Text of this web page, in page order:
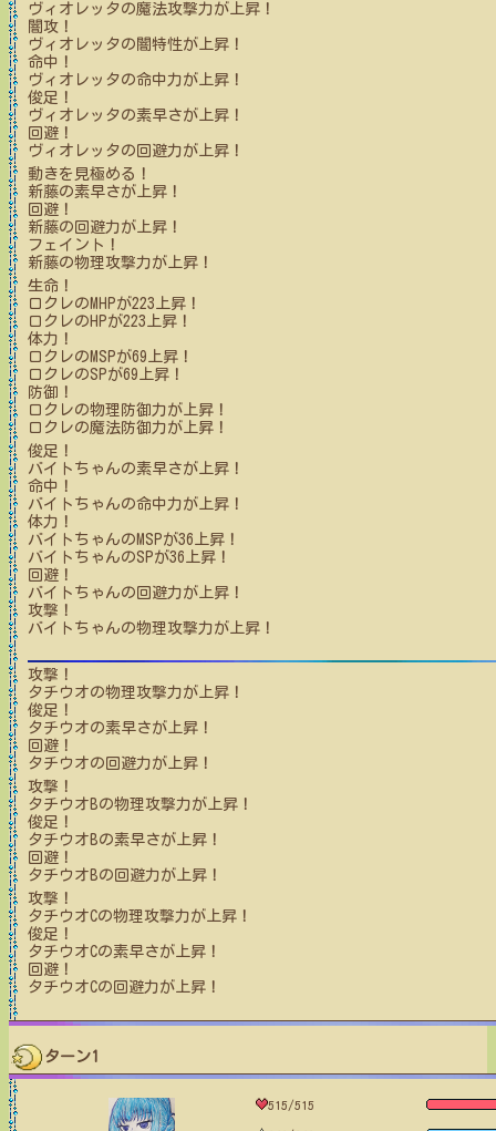
ヴィオレッタの魔法攻撃力が上昇！
闇攻！
ヴィオレッタの闇特性が上昇！
命中！
ヴィオレッタの命中力が上昇！
俊足！
ヴィオレッタの素早さが上昇！
回避！
ヴィオレッタの回避力が上昇！
動きを見極める！
新藤の素早さが上昇！
回避！
新藤の回避力が上昇！
フェイント！
新藤の物理攻撃力が上昇！
生命！
ロクレのMHPが223 上昇！
ロクレのHPが223 上昇！
体力！
ロクレのMSPが69 上昇！
ロクレのSPが69 上昇！
防御！
ロクレの物理防御力が上昇！
ロクレの魔法防御力が上昇！
俊足！
バイトちゃんの素早さが上昇！
命中！
バイトちゃんの命中力が上昇！
体力！
バイトちゃんのMSPが36 上昇！
バイトちゃんのSPが36 上昇！
回避！
バイトちゃんの回避力が上昇！
攻撃！
バイトちゃんの物理攻撃力が上昇！
攻撃！
タチウオの物理攻撃力が上昇！
俊足！
タチウオの素早さが上昇！
回避！
タチウオの回避力が上昇！
攻撃！
タチウオBの物理攻撃力が上昇！
俊足！
タチウオBの素早さが上昇！
回避！
タチウオBの回避力が上昇！
攻撃！
タチウオCの物理攻撃力が上昇！
俊足！
タチウオCの素早さが上昇！
回避！
タチウオCの回避力が上昇！
ターン1
515/515